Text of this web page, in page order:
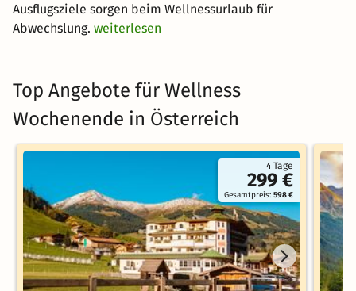
Ausflugsziele sorgen beim Wellnessurlaub für
Abwechslung. weiterlesen
Top Angebote für Wellness
Wochenende in Österreich
4 Tage
299 €
Gesamtpreis:598 €